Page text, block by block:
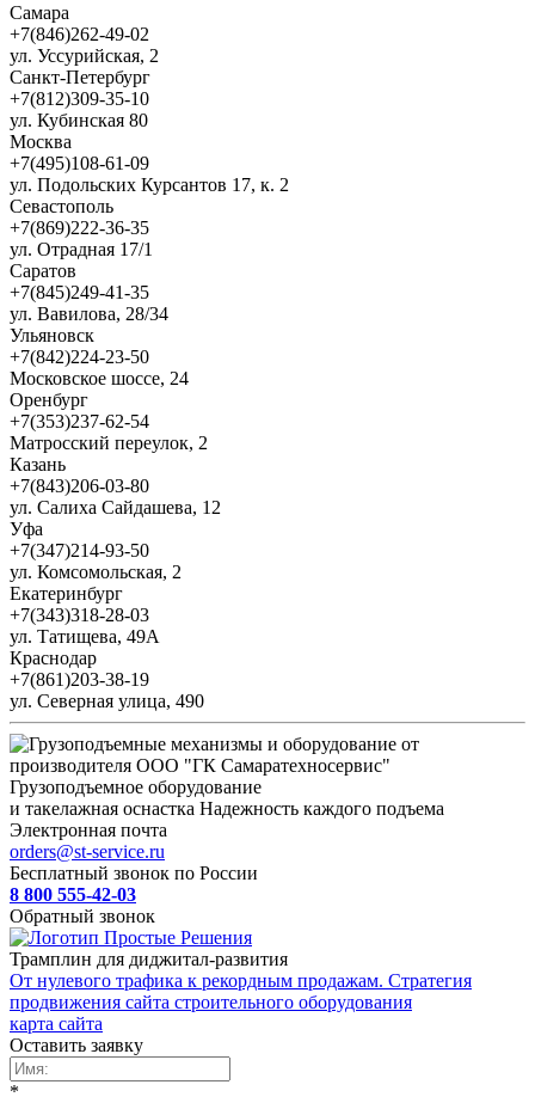
Самара
+7(846)262-49-02
ул. Уссурийская, 2
Санкт-Петербург
+7(812)309-35-10
ул. Кубинская 80
Москва
+7(495)108-61-09
ул. Подольских Курсантов 17, к. 2
Севастополь
+7(869)222-36-35
ул. Отрадная 17/1
Саратов
+7(845)249-41-35
ул. Вавилова, 28/34
Ульяновск
+7(842)224-23-50
Московское шоссе, 24
Оренбург
+7(353)237-62-54
Матросский переулок, 2
Казань
+7(843)206-03-80
ул. Салиха Сайдашева, 12
Уфа
+7(347)214-93-50
ул. Комсомольская, 2
Екатеринбург
+7(343)318-28-03
ул. Татищева, 49А
Краснодар
+7(861)203-38-19
ул. Северная улица, 490
Грузоподъемное оборудование
и такелажная оснастка Надежность каждого подъема
Электронная почта
orders@st-service.ru
Бесплатный звонок по России
8 800 555-42-03
Обратный звонок
Трамплин для диджитал-развития
От нулевого трафика к рекордным продажам. Стратегия
продвижения сайта строительного оборудования
карта сайта
Оставить заявку
*